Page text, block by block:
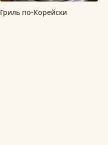
Гриль по-Корейски